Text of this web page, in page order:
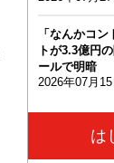
「なんかコ
トが3.3億円
ールで明暗
2026年07月15
は